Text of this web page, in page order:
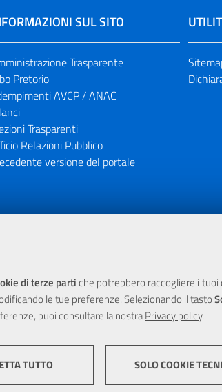
di terze partiche potrebbero raccogliere i
le tue preferenze. Selezionando il tasto
puoi consultare la nostraPrivacy policy.
TUTTO SOLO COOKIE
SUL SITO
Trasparente
Pretorio
AVCP / ANAC
Trasparenti
Relazioni Pubblico
versione del portale
finanziaria dell'Unione Europea
© Copyright 2025 Città Metropolitana di